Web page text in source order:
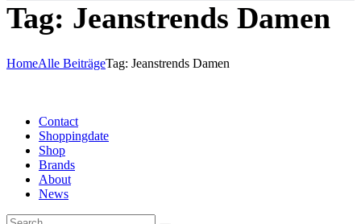
Tag: Jeanstrends Damen
HomeAlle BeiträgeTag: Jeanstrends Damen
Contact
Shoppingdate
Shop
Brands
About
News